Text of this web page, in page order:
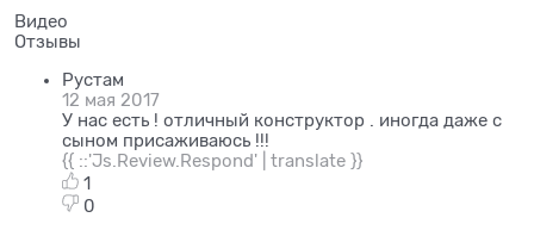
Видео
Отзывы
Рустам
12 мая 2017
У нас есть ! отличный конструктор . иногда даже с
сыном присаживаюсь !!!
{{ ::'Js.Review.Respond' | translate }}
1
0